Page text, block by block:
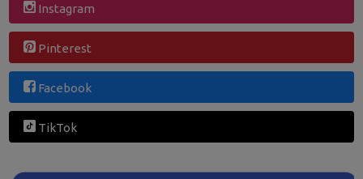
Instagram
Pinterest
Facebook
TikTok